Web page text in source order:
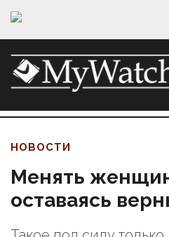
НОВОСТИ
Менять
оставаясь